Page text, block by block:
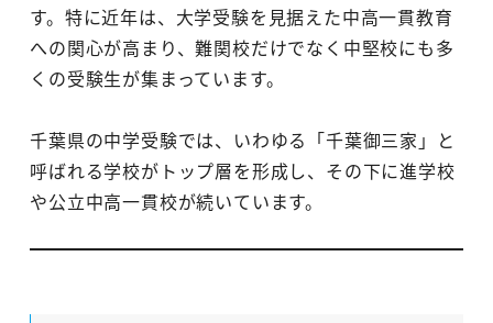
す。特に近年は、大学受験を見据えた中高一貫教育
への関心が高まり、難関校だけでなく中堅校にも多
くの受験生が集まっています。
千葉県の中学受験では、いわゆる「千葉御三家」と
呼ばれる学校がトップ層を形成し、その下に進学校
や公立中高一貫校が続いています。